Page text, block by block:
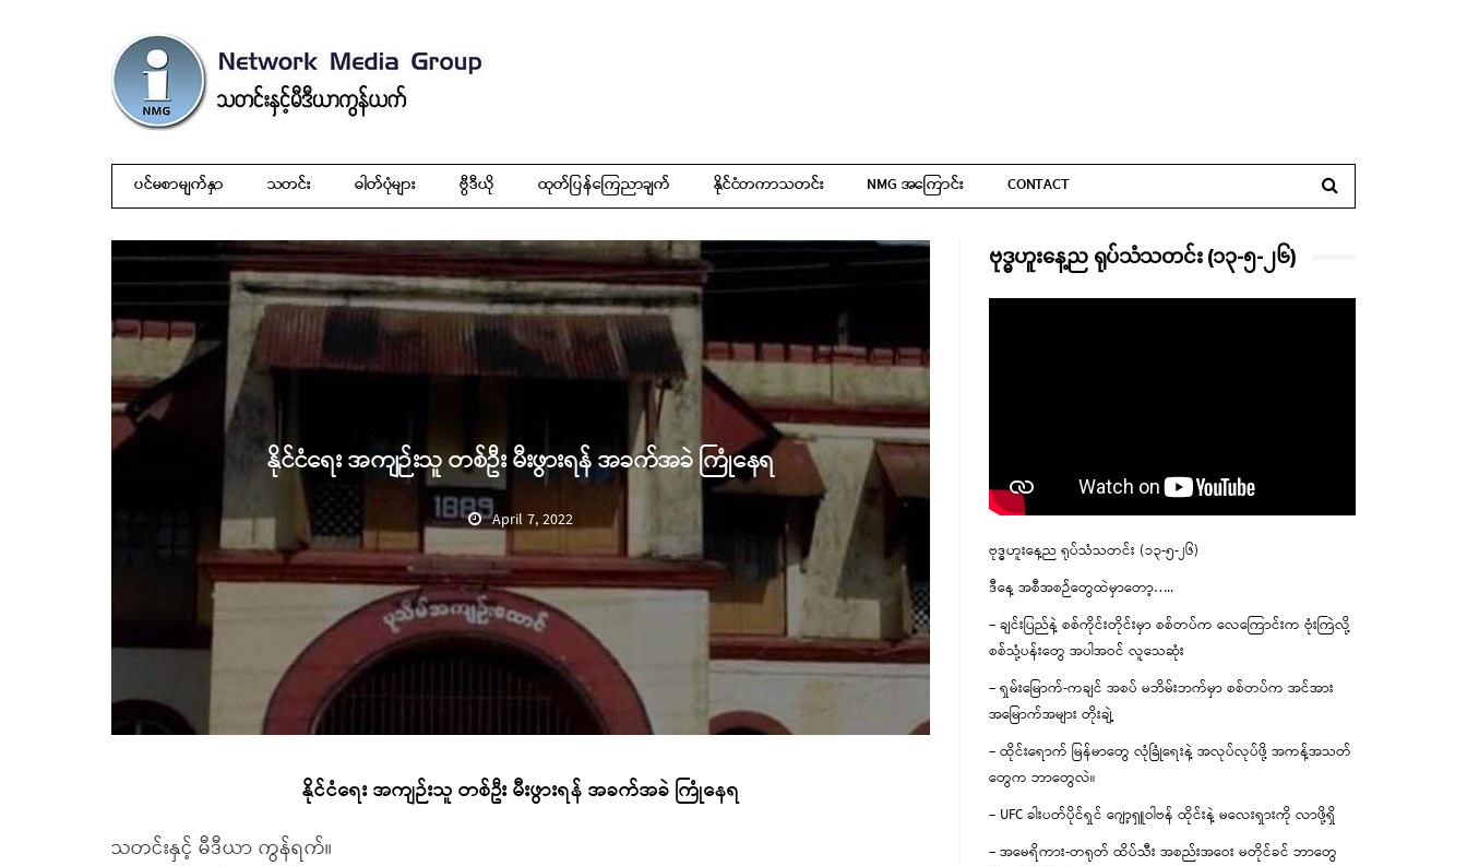
ပင်မစာမျက်နှာ သတင်း ဓါတ်ပုံများ ဗွီဒီယို ထုတ်ပြန်ကြေညာချက် နိုင်ငံတကာသတင်း NMG အကြောင်း CONTACT
နိုင်ငံရေး အကျဉ်းသူ တစ်ဦး မီးဖွားရန် အခက်အခဲ ကြုံနေရ
April 7, 2022
နိုင်ငံရေး အကျဉ်းသူ တစ်ဦး မီးဖွားရန် အခက်အခဲ ကြုံနေရ
သတင်းနှင့် မီဒီယာ ကွန်ရက်။
ဗုဒ္ဓဟူးနေ့ည ရုပ်သံသတင်း (၁၃-၅-၂၆)
ဗုဒ္ဓဟူးနေ့ည ရုပ်သံသတင်း (၁၃-၅-၂၆)
ဒီနေ့ အစီအစဉ်တွေထဲမှာတော့…..
– ချင်းပြည်နဲ့ စစ်ကိုင်းတိုင်းမှာ စစ်တပ်က လေကြောင်းက ဗုံးကြဲလို့
စစ်သုံ့ပန်းတွေ အပါအဝင် လူသေဆုံး
– ရှမ်းမြောက်-ကချင် အစပ် မဘိမ်းဘက်မှာ စစ်တပ်က အင်အား
အမြောက်အများ တိုးချဲ့
– ထိုင်းရောက် မြန်မာတွေ လုံခြုံရေးနဲ့ အလုပ်လုပ်ဖို့ အကန့်အသတ်
တွေက ဘာတွေလဲ။
– UFC ခါးပတ်ပိုင်ရှင် ဂျော့ရှူဝါဗန် ထိုင်းနဲ့ မလေးရှားကို လာဖို့ရှိ
– အမေရိကား-တရုတ် ထိပ်သီး အစည်းအဝေး မတိုင်ခင် ဘာတွေ